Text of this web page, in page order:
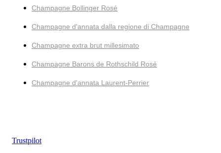
Champagne Bollinger Rosé
Champagne d'annata dalla regione di Champagne
Champagne extra brut millesimato
Champagne Barons de Rothschild Rosé
Champagne d'annata Laurent-Perrier
Trustpilot